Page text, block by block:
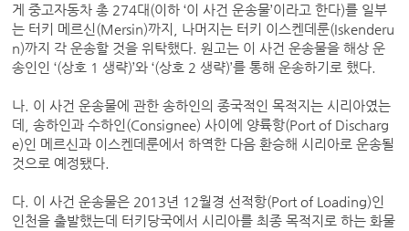
게 중고자동차 총 274대(이하 ‘이 사건 운송물’이라고 한다)를 일부
는 터키 메르신(Mersin)까지, 나머지는 터키 이스켄데룬(Iskenderu
n)까지 각 운송할 것을 위탁했다. 원고는 이 사건 운송물을 해상 운
송인인 ‘(상호 1 생략)’와 ‘(상호 2 생략)’를 통해 운송하기로 했다.
나. 이 사건 운송물에 관한 송하인의 종국적인 목적지는 시리아였는
데, 송하인과 수하인(Consignee) 사이에 양륙항(Port of Discharg
e)인 메르신과 이스켄데룬에서 하역한 다음 환승해 시리아로 운송될
것으로 예정됐다.
다. 이 사건 운송물은 2013년 12월경 선적항(Port of Loading)인
인천을 출발했는데 터키당국에서 시리아를 최종 목적지로 하는 화물